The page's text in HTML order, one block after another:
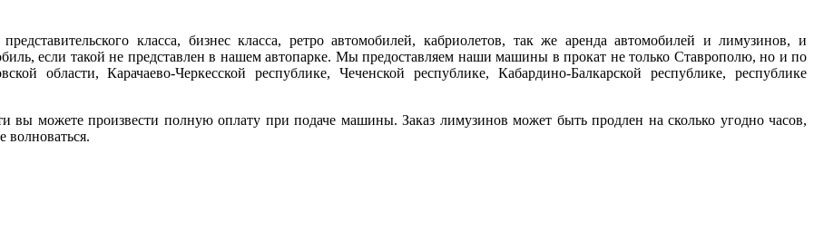
класса, бизнес класса, ретро автомобилей, кабриолетов, так же аренда автомобилей и лимузинов, и
если такой не представлен в нашем автопарке. Мы предоставляем наши машины в прокат не только Ставрополю, но и по
области, Карачаево-Черкесской республике, Чеченской республике, Кабардино-Балкарской республике, республике
вы можете произвести полную оплату при подаче машины. Заказ лимузинов может быть продлен на сколько угодно часов,
волноваться.